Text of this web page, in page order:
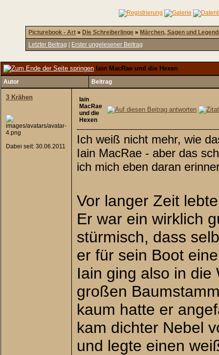
Picturebook - Art » Die Schreiberlinge » Märchen, Sagen und
Letzter Beitrag
Erster ungelesener Beitrag
Iain MacRae und die Hexen
Autor Beitrag
3 Krähen
Dabei seit: 30.06.2011
Iain
MacRae
und die
Hexen
Ich weiß nicht mehr, wie
Iain MacRae - aber das
ich mich eben daran
Vor langer Zeit
Er war ein wirklich
stürmisch, dass
er für sein Boot
Iain ging also in die
großen
kaum hatte er
kam dichter Nebel
und legte einen